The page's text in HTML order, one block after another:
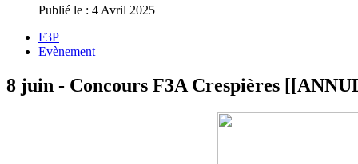
Publié le : 4 Avril 2025
F3P
Evènement
8 juin - Concours F3A Crespières